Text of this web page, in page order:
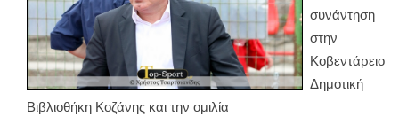
συνάντηση
στην
Κοβεντάρειο
Δημοτική
Βιβλιοθήκη Κοζάνης και την ομιλία